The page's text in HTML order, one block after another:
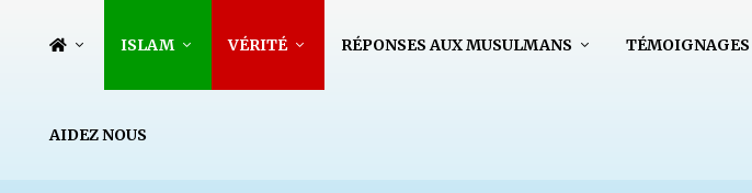
ISLAM VÉRITÉ RÉPONSES AUX MUSULMANS TÉMOIGNAGES
AIDEZ NOUS